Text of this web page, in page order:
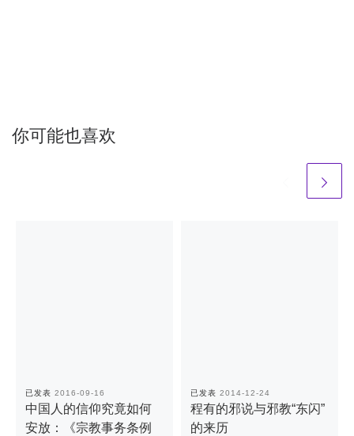
你可能也喜欢
已发表 2016-09-16
中国人的信仰究竟如何
安放：《宗教事务条例
已发表 2014-12-24
程有的邪说与邪教“东闪”
的来历